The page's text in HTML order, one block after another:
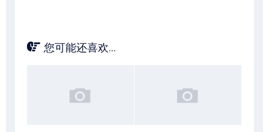
您可能还喜欢...